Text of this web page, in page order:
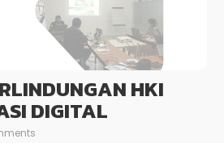
HKI
DIGITAL